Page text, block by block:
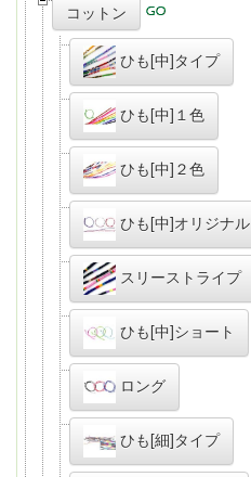
コットン
ひも[中]タイプ
ひも[中]１色
ひも[中]２色
ひも[中]オリジナル
スリーストライプ
ひも[中]ショート
ロング
ひも[細]タイプ